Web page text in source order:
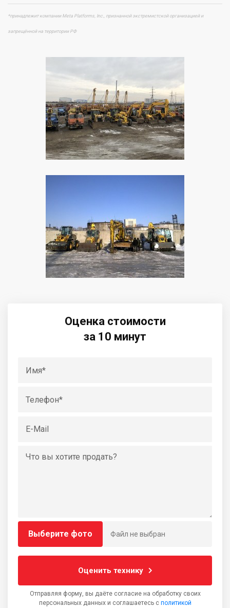
*принадлежит компании Meta Platforms, Inc., признанной экстремистской организацией и
запрещённой на территории РФ
Оценка стоимости
за 10 минут
Выберите фото Файл не выбран
Оценить технику
Отправляя форму, вы даёте согласие на обработку своих
персональных данных и соглашаетесь с политикой